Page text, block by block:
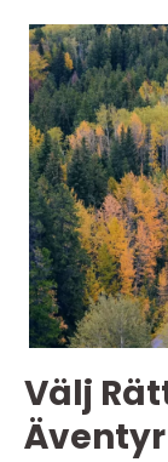
Välj
Äventyr